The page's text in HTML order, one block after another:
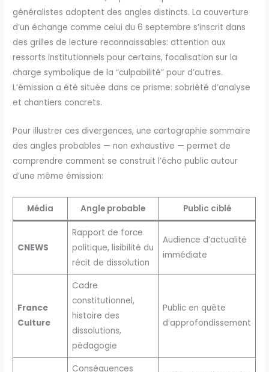
généralistes adoptent des angles distincts. La couverture
d’un échange comme celui du 6 septembre s’inscrit dans
des grilles de lecture reconnaissables: attention aux
ressorts institutionnels pour certains, focalisation sur la
charge symbolique de la “culpabilité” pour d’autres.
L’émission a été située dans ce prisme: sobriété d’analyse
et chantiers concrets.
Pour illustrer ces divergences, une cartographie sommaire
des angles probables — non exhaustive — permet de
comprendre comment se construit l’écho public autour
d’une même émission:
Média Angle probable Public ciblé
CNEWS
Rapport de force
politique, lisibilité du
récit de dissolution
Audience d’actualité
immédiate
France
Culture
Cadre
constitutionnel,
histoire des
dissolutions,
pédagogie
Public en quête
d’approfondissement
Conséquences